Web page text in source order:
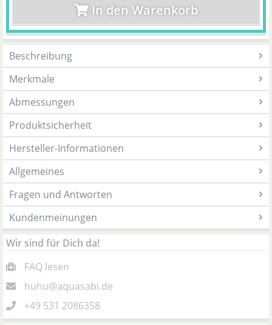
In den Warenkorb
Beschreibung
Merkmale
Abmessungen
Produktsicherheit
Hersteller-Informationen
Allgemeines
Fragen und Antworten
Kundenmeinungen
Wir sind für Dich da!
FAQ lesen
huhu@aquasabi.de
+49 531 2086358